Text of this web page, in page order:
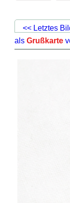
<< Letztes
alsGrußkarte